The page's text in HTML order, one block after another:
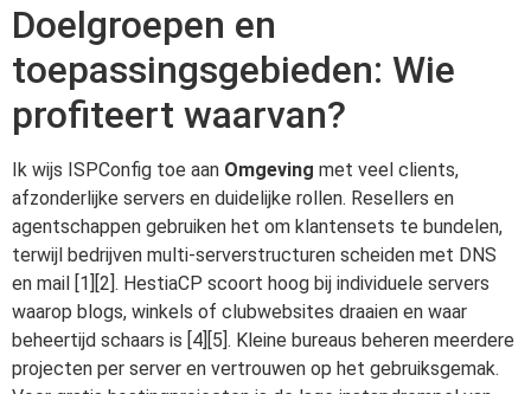
Doelgroepen en
toepassingsgebieden: Wie
profiteert waarvan?
Ik wijs ISPConfig toe aan Omgeving met veel clients,
afzonderlijke servers en duidelijke rollen. Resellers en
agentschappen gebruiken het om klantensets te bundelen,
terwijl bedrijven multi-serverstructuren scheiden met DNS
en mail [1][2]. HestiaCP scoort hoog bij individuele servers
waarop blogs, winkels of clubwebsites draaien en waar
beheertijd schaars is [4][5]. Kleine bureaus beheren meerdere
projecten per server en vertrouwen op het gebruiksgemak.